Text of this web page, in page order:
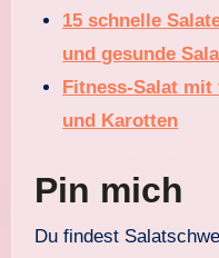
15 schnelle
und gesunde
Fitness-Salat
und Karotten
Pin mich
Du findest